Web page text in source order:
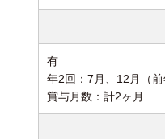
有
年2回：7月、12月（前
賞与月数：計2ヶ月